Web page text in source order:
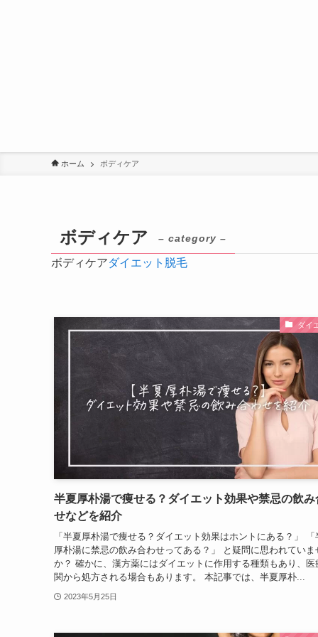
ホーム ボディケア
ボディケア – category –
ボディケアダイエット 脱毛
ダイ
半夏厚朴湯で痩せる？ダイエット効果や禁忌の飲み
せなどを紹介
「半夏厚朴湯で痩せる？ダイエット効果はホントにある？」 「
厚朴湯に禁忌の飲み合わせってある？」 と疑問に思われていま
か？ 確かに、漢方薬にはダイエットに作用する種類もあり、医
関から処方される場合もあります。 本記事では、半夏厚朴...
2023年5月25日